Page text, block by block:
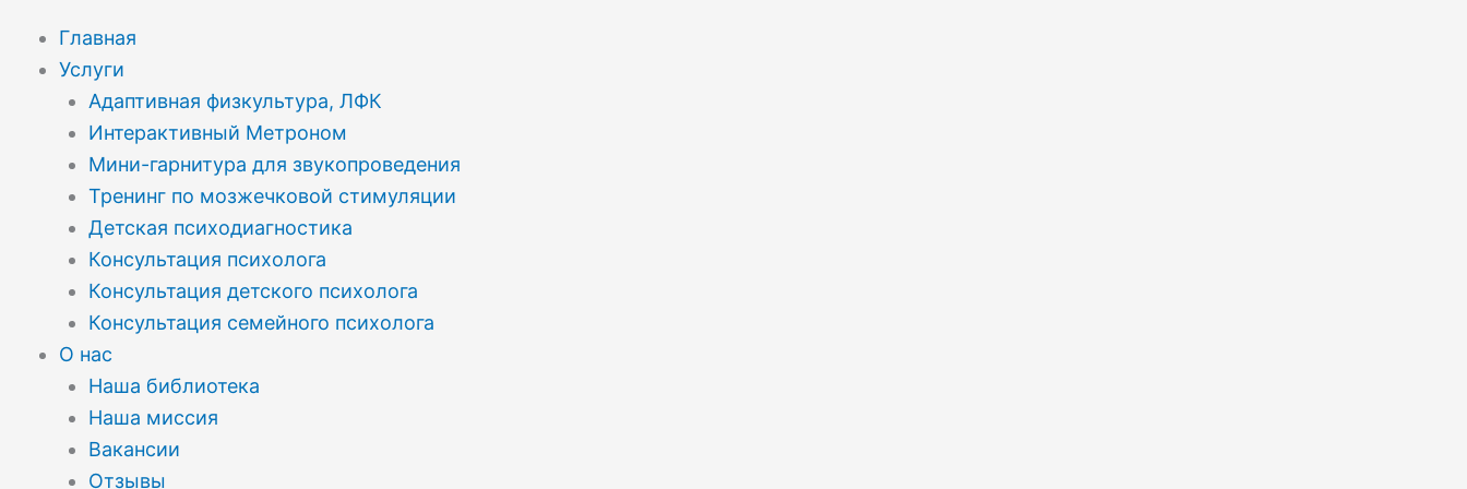
Главная
Услуги
Адаптивная физкультура, ЛФК
Интерактивный Метроном
Мини-гарнитура для звукопроведения
Тренинг по мозжечковой стимуляции
Детская психодиагностика
Консультация психолога
Консультация детского психолога
Консультация семейного психолога
О нас
Наша библиотека
Наша миссия
Вакансии
Отзывы